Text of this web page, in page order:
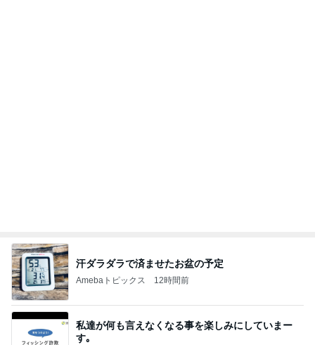
汗ダラダラで済ませたお盆の予定
Amebaトピックス 12時間前
私達が何も言えなくなる事を楽しみにしていまー
す｡